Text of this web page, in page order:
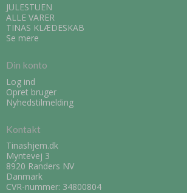
JULESTUEN
ALLE VARER
TINAS KLÆDESKAB
Se mere
Din konto
Log ind
Opret bruger
Nyhedstilmelding
Kontakt
Tinashjem.dk
Myntevej 3
8920 Randers NV
Danmark
CVR-nummer: 34800804